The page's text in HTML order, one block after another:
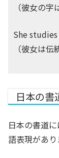
（彼女の字
She
（彼女は
日本の書
日本の書道
語表現があ